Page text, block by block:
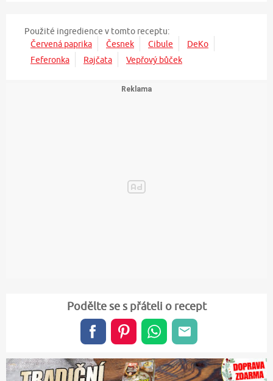
Použité ingredience v tomto receptu:
Červená paprika
Česnek Cibule
DeKo
Feferonka
Rajčata Vepřový bůček
Podělte se s přáteli o recept